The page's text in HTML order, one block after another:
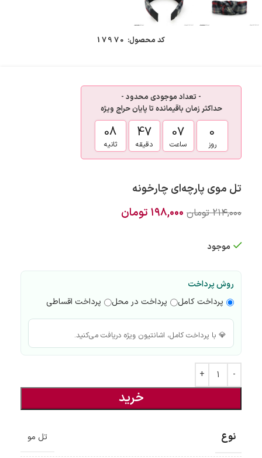
کد محصول: 17970
- تعداد موجودی محدود -
حداکثر زمان باقیمانده تا پایان حراج ویژه
0
روز
07
ساعت
47
دقیقه
08
ثانیه
تل موی پارچه‌ای چارخونه
۲۱۴,۰۰۰ تومان ۱۹۸,۰۰۰ تومان
موجود
روش پرداخت
پرداخت کامل
پرداخت در محل پرداخت اقساطی
💎 با پرداخت کامل، اشانتیون ویژه دریافت می‌کنید.
خرید
نوع تل مو